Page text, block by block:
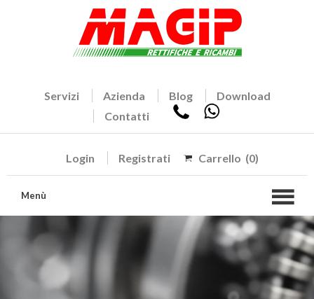
Servizi Azienda Blog
Download
Contatti
Login Registrati Carrello (0)
Menù